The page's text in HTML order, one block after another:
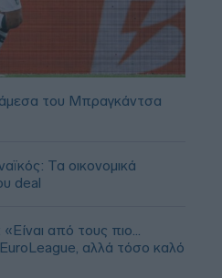
άμεσα του Μπραγκάντσα
Τα οικονομικά
deal
από τους πιο...
αλλά τόσο καλό